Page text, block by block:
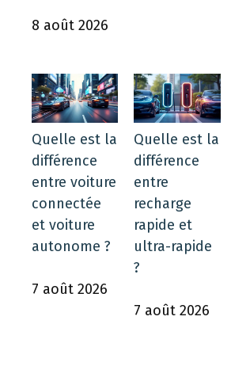
8 août 2026
Quelle est la
différence
entre voiture
connectée
et voiture
autonome ?
7 août 2026
Quelle est la
différence
entre
recharge
rapide et
ultra-rapide
?
7 août 2026